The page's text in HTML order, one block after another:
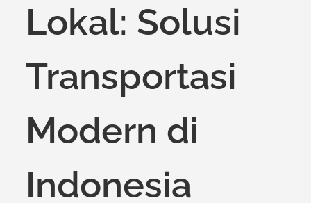
Lokal: Solusi
Transportasi
Modern di
Indonesia